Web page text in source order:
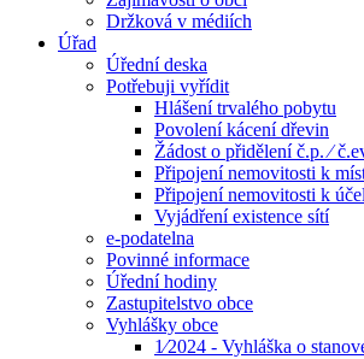
Držková v médiích
Úřad
Úřední deska
Potřebuji vyřídit
Hlášení trvalého pobytu
Povolení kácení dřevin
Žádost o přidělení č.p. ⁄
Připojení nemovitosti k
Připojení nemovitosti k
Vyjádření existence sítí
e-podatelna
Povinné informace
Úřední hodiny
Zastupitelstvo obce
Vyhlášky obce
1⁄2024 - Vyhláška o